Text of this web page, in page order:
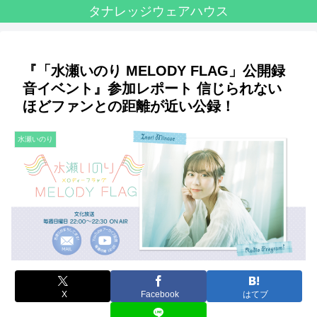
タナレッジウェアハウス
『「水瀬いのり MELODY FLAG」公開録
音イベント』参加レポート 信じられない
ほどファンとの距離が近い公録！
水瀬いのり
X Facebook はてブ